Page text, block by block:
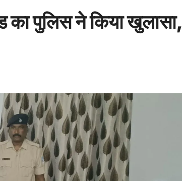
का पुलिस ने किया खुलासा,